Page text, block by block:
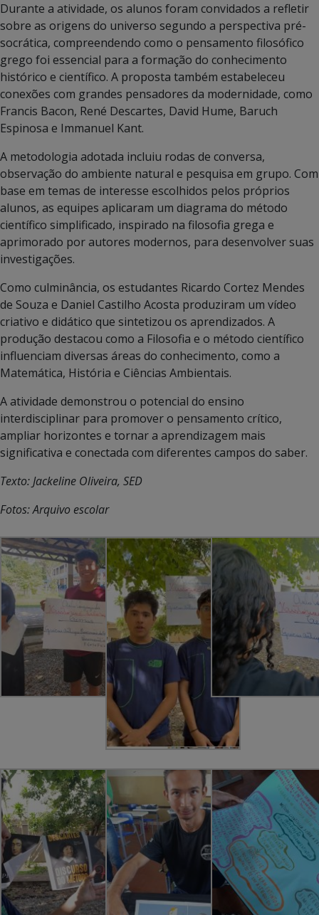
Durante a atividade, os alunos foram convidados a refletir
sobre as origens do universo segundo a perspectiva pré-
socrática, compreendendo como o pensamento filosófico
grego foi essencial para a formação do conhecimento
histórico e científico. A proposta também estabeleceu
conexões com grandes pensadores da modernidade, como
Francis Bacon, René Descartes, David Hume, Baruch
Espinosa e Immanuel Kant.
A metodologia adotada incluiu rodas de conversa,
observação do ambiente natural e pesquisa em grupo. Com
base em temas de interesse escolhidos pelos próprios
alunos, as equipes aplicaram um diagrama do método
científico simplificado, inspirado na filosofia grega e
aprimorado por autores modernos, para desenvolver suas
investigações.
Como culminância, os estudantes Ricardo Cortez Mendes
de Souza e Daniel Castilho Acosta produziram um vídeo
criativo e didático que sintetizou os aprendizados. A
produção destacou como a Filosofia e o método científico
influenciam diversas áreas do conhecimento, como a
Matemática, História e Ciências Ambientais.
A atividade demonstrou o potencial do ensino
interdisciplinar para promover o pensamento crítico,
ampliar horizontes e tornar a aprendizagem mais
significativa e conectada com diferentes campos do saber.
Texto: Jackeline Oliveira, SED
Fotos: Arquivo escolar